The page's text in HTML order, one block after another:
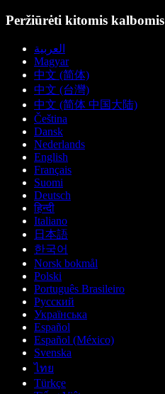
Peržiūrėti kitomis kalbomis
العربية
Magyar
中文 (简体)
中文 (台灣)
中文 (简体 中国大陆)
Čeština
Dansk
Nederlands
English
Français
Suomi
Deutsch
हिन्दी
Italiano
日本語
한국어
Norsk bokmål
Polski
Português Brasileiro
Русский
Українська
Español
Español (México)
Svenska
ไทย
Türkçe